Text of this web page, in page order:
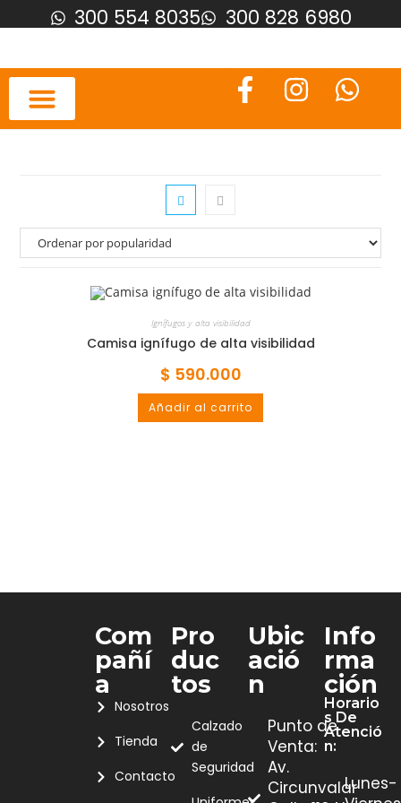
300 554 8035 300 828 6980
Ignífugos y alta visibilidad
Camisa ignífugo de alta visibilidad
$ 590.000
Añadir al carrito
Com
Pañí
A
Nosotros
Tienda
Contacto
Pro
Duc
Tos
Calzado
de
Seguridad
Ubic
Ació
N
Punto de
Venta:
Av.
Circunvalar
Info
Rma
Ción
Horario
S De
Atenció
N:
Lunes-